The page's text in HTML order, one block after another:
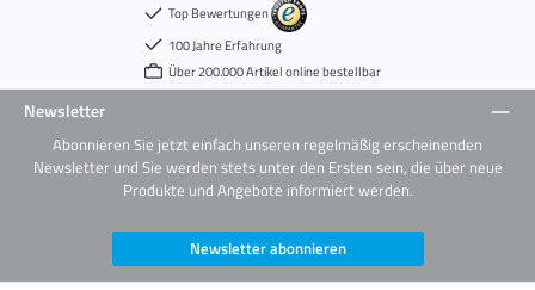
Top Bewertungen
100 Jahre Erfahrung
Über 200.000 Artikel online bestellbar
Newsletter
Abonnieren Sie jetzt einfach unseren regelmäßig erscheinenden
Newsletter und Sie werden stets unter den Ersten sein, die über neue
Produkte und Angebote informiert werden.
Newsletter abonnieren